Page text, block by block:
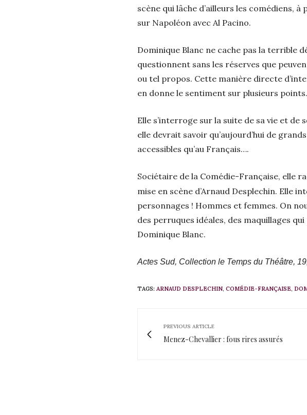
scène qui lâche d’ailleurs les comédiens,
sur Napoléon avec Al Pacino.
Dominique Blanc ne cache pas la terrible
questionnent sans les réserves que
ou tel propos. Cette manière directe
en donne le sentiment sur plusieurs points.
Elle s’interroge sur la suite de sa vie et
elle devrait savoir qu’aujourd’hui de
accessibles qu’au Français….
Sociétaire de la Comédie-Française, elle
mise en scène d’Arnaud Desplechin. Elle
personnages ! Hommes et femmes. On
des perruques idéales, des maquillages
Dominique Blanc.
Actes Sud, Collection le Temps du Théâtre,
TAGS: ARNAUD DESPLECHIN, COMÉDIE-FRANÇAISE,
PREVIOUS ARTICLE
Menez-Chevallier : fous rires assurés